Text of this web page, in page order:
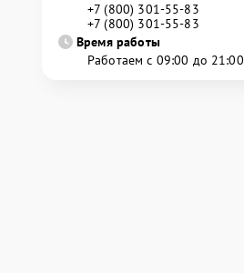
+7 (800) 301-55-83
+7 (800) 301-55-83
Время работы
Работаем с 09:00 до 21:00